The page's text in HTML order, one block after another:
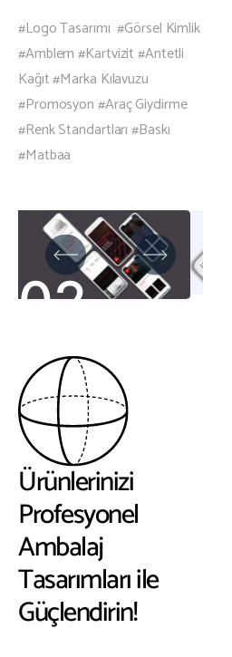
#Logo Tasarımı #Görsel Kimlik
#Amblem #Kartvizit #Antetli
Kağıt #Marka Kılavuzu
#Promosyon #Araç Giydirme
#Renk Standartları #Baskı
#Matbaa
Ürünlerinizi
Profesyonel
Ambalaj
Tasarımları ile
Güçlendirin!